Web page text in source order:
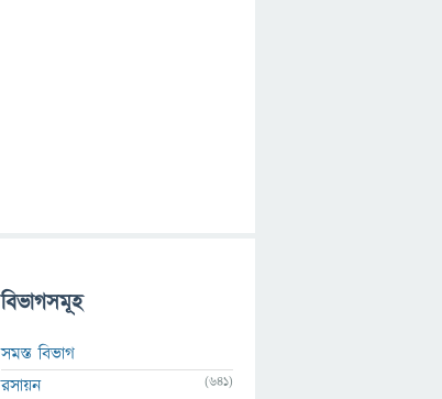
বিভাগসমূহ
সমস্ত বিভাগ
রসায়ন
(641)